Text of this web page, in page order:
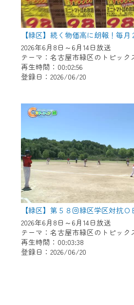
2026年6月8日～6月14日放送
テーマ：名古屋市緑区のトピック
再生時間：00:02:56
登録日：2026/06/20
【緑区】第５８回緑区学区対抗
2026年6月8日～6月14日放送
テーマ：名古屋市緑区のトピック
再生時間：00:03:38
登録日：2026/06/20